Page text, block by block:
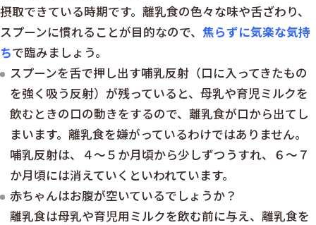
摂取できている時期です。離乳食の色々な味や舌ざわり、
スプーンに慣れることが目的なので、 焦らずに気楽な気持
ちで臨みましょう。
スプーンを舌で押し出す哺乳反射（口に入ってきたもの
を強く吸う反射）が残っていると、母乳や育児ミルクを
飲むときの口の動きをするので、離乳食が口から出てし
まいます。離乳食を嫌がっているわけではありません。
哺乳反射は、４～５か月頃から少しずつうすれ、６～７
か月頃には消えていくといわれています。
赤ちゃんはお腹が空いているでしょうか？
離乳食は母乳や育児用ミルクを飲む前に与え、離乳食を